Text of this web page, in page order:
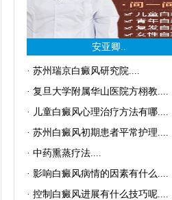
安亚卿..
· 苏州瑞京白癜风研究院....
· 复旦大学附属华山医院方栩教....
· 儿童白癜风心理治疗方法有哪....
· 苏州白癜风初期患者平常护理....
· 中药熏蒸疗法....
· 影响白癜风病情的因素有什么....
· 控制白癜风进展有什么技巧呢....